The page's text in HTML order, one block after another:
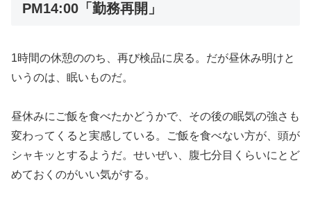
PM14:00「勤務再開」
1時間の休憩ののち、再び検品に戻る。だが昼休み明けと
いうのは、眠いものだ。
昼休みにご飯を食べたかどうかで、その後の眠気の強さも
変わってくると実感している。ご飯を食べない方が、頭が
シャキッとするようだ。せいぜい、腹七分目くらいにとど
めておくのがいい気がする。